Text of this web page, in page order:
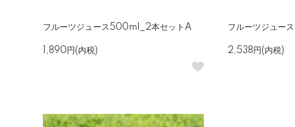
フルーツジュース500ml_2本セットA
1,890円(内税)
フルーツジュー
2,538円(内税)